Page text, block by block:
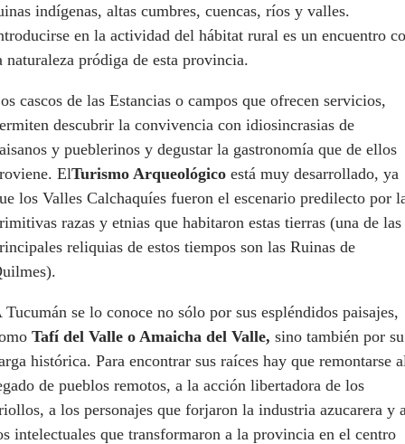
indígenas, altas cumbres, cuencas, ríos y valles.
en la actividad del hábitat rural es un encuentro
naturaleza pródiga de esta provincia.
cascos de las Estancias o campos que ofrecen servicios,
descubrir la convivencia con idiosincrasias de
y pueblerinos y degustar la gastronomía que de ellos
ElTurismo Arqueológico está muy desarrollado, ya
los Valles Calchaquíes fueron el escenario predilecto por
razas y etnias que habitaron estas tierras (una de las
reliquias de estos tiempos son las Ruinas de
Tucumán se lo conoce no sólo por sus espléndidos paisajes,
Tafí del Valle o Amaicha del Valle, sino también por su
histórica. Para encontrar sus raíces hay que remontarse
de pueblos remotos, a la acción libertadora de los
a los personajes que forjaron la industria azucarera y
intelectuales que transformaron a la provincia en el centro